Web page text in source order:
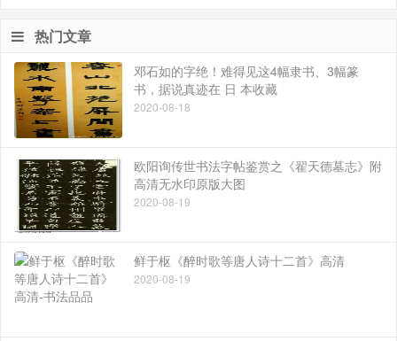
热门文章
邓石如的字绝！难得见这4幅隶书、3幅篆
书，据说真迹在 日 本收藏
2020-08-18
欧阳询传世书法字帖鉴赏之《翟天德墓志》附
高清无水印原版大图
2020-08-19
鲜于枢《醉时歌等唐人诗十二首》高清
2020-08-19